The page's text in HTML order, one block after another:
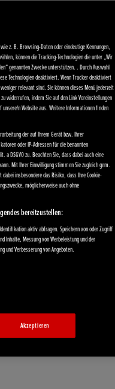
z. B. Browsing-Daten oder eindeutige Kennungen,
können die Tracking-Technologien die unter „Wir
genannten Zwecke unterstützen. . Durch Auswahl
Technologien deaktiviert. Wenn Tracker deaktiviert
relevant sind. Sie können dieses Menü jederzeit
widerrufen, indem Sie auf den Link Voreinstellungen
n Website aus. Weitere Informationen finden
der auf Ihrem Gerät bzw. Ihrer
oder IP-Adressen für die benannten
a DSGVO zu. Beachten Sie, dass dabei auch eine
Mit Ihrer Einwilligung stimmen Sie zugleich gem.
dabei insbesondere das Risiko, dass Ihre Cookie-
möglicherweise auch ohne
bereitzustellen:
aktiv abfragen. Speichern von oder Zugriff
Inhalte, Messung von Werbeleistung und der
und Verbesserung von Angeboten.
Akzeptieren